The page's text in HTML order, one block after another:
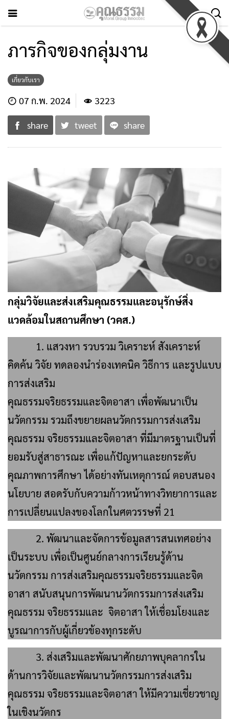
ภารกิจของกลุ่มงาน
เกี่ยวกับเรา
07 ก.พ. 2024 3223
share tweet share
กลุ่มวิจัยและส่งเสริมคุณธรรมและอนุรักษ์สิ่ง
แวดล้อมในสถานศึกษา (วคส.)
1. แสวงหา รวบรวม วิเคราะห์ สังเคราะห์
คิดค้น วิจัย ทดลองนำร่องเทคนิค วิธีการ และรูปแบบ
การส่งเสริม
คุณธรรมจริยธรรมและจิตอาสา เพื่อพัฒนาเป็น
นวัตกรรม รวมถึงขยายผลนวัตกรรมการส่งเสริม
คุณธรรม จริยธรรมและจิตอาสา ที่มีมาตรฐานเป็นที่
ยอมรับสู่สาธารณะ เพื่อแก้ปัญหาและยกระดับ
คุณภาพการศึกษา ได้อย่างทันเหตุการณ์ ตอบสนอง
นโยบาย สอดรับกับความก้าวหน้าทางวิทยาการและ
การเปลี่ยนแปลงของโลกในศตวรรษที่ 21
2. พัฒนาและจัดการข้อมูลสารสนเทศอย่าง
เป็นระบบ เพื่อเป็นศูนย์กลางการเรียนรู้ด้าน
นวัตกรรม การส่งเสริมคุณธรรมจริยธรรมและจิต
อาสา สนับสนุนการพัฒนานวัตกรรมการส่งเสริม
คุณธรรม จริยธรรมและ จิตอาสา ให้เชื่อมโยงและ
บูรณาการกับผู้เกี่ยวข้องทุกระดับ
3. ส่งเสริมและพัฒนาศักยภาพบุคลากรใน
ด้านการวิจัยและพัฒนานวัตกรรมการส่งเสริม
คุณธรรม จริยธรรมและจิตอาสา ให้มีความเชี่ยวชาญ
ในเชิงนวัตกร